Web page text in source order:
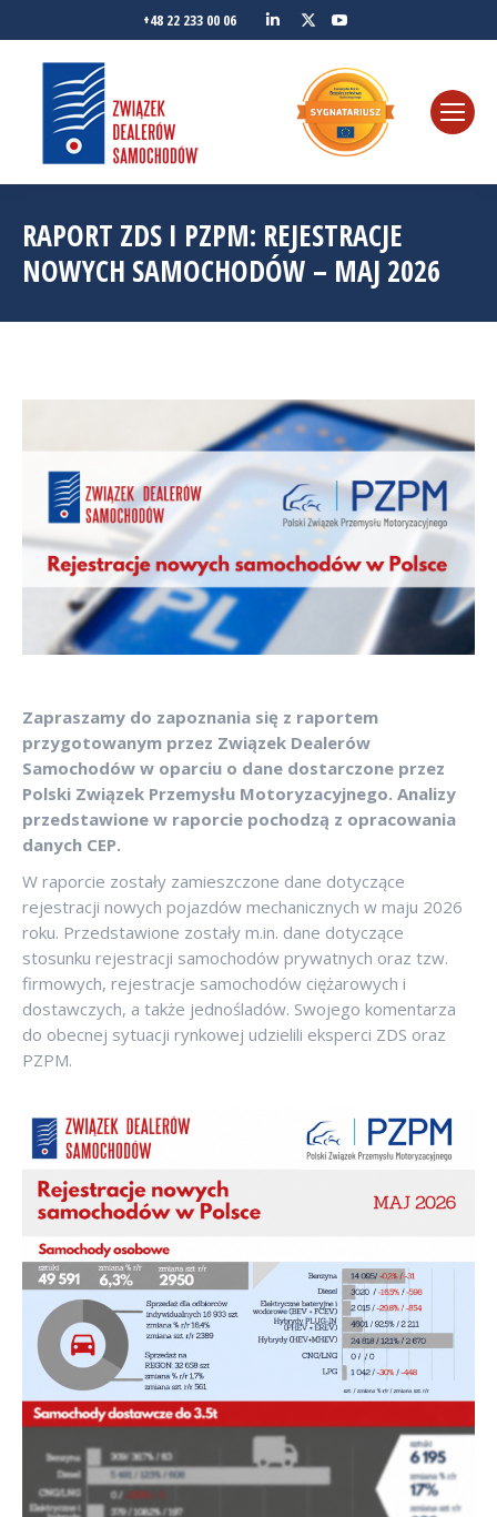
+48 22 233 00 06
Linkedin
Twitter
RAPORT ZDS I PZPM: REJESTRACJE
NOWYCH SAMOCHODÓW – MAJ 2026
Zapraszamy do zapoznania się z raportem
przygotowanym przez Związek Dealerów
Samochodów w oparciu o dane dostarczone przez
Polski Związek Przemysłu Motoryzacyjnego. Analizy
przedstawione w raporcie pochodzą z opracowania
danych CEP.
W raporcie zostały zamieszczone dane dotyczące
rejestracji nowych pojazdów mechanicznych w maju 2026
roku. Przedstawione zostały m.in. dane dotyczące
stosunku rejestracji samochodów prywatnych oraz tzw.
firmowych, rejestracje samochodów ciężarowych i
dostawczych, a także jednośladów. Swojego komentarza
do obecnej sytuacji rynkowej udzielili eksperci ZDS oraz
PZPM.